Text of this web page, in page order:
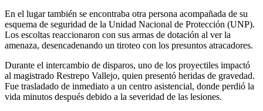
En el lugar también se encontraba otra persona acompañada de su
esquema de seguridad de la Unidad Nacional de Protección (UNP).
Los escoltas reaccionaron con sus armas de dotación al ver la
amenaza, desencadenando un tiroteo con los presuntos atracadores.
Durante el intercambio de disparos, uno de los proyectiles impactó
al magistrado Restrepo Vallejo, quien presentó heridas de gravedad.
Fue trasladado de inmediato a un centro asistencial, donde perdió la
vida minutos después debido a la severidad de las lesiones.